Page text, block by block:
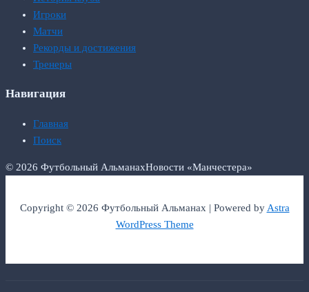
Игроки
Матчи
Рекорды и достижения
Тренеры
Навигация
Главная
Поиск
© 2026 Футбольный АльманахНовости «Манчестера»
Copyright © 2026 Футбольный Альманах | Powered byAstra
WordPress Theme